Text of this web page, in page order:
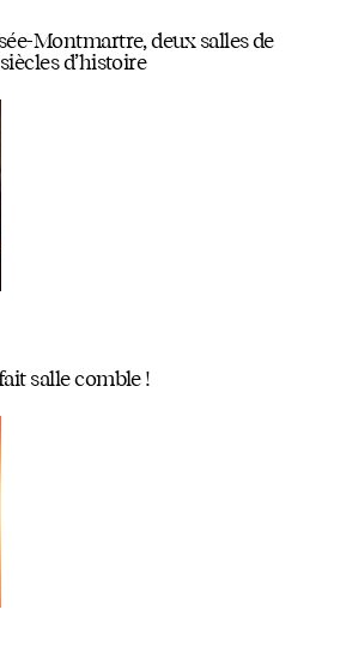
Montmartre, deux salles de
d’histoire
salle comble !